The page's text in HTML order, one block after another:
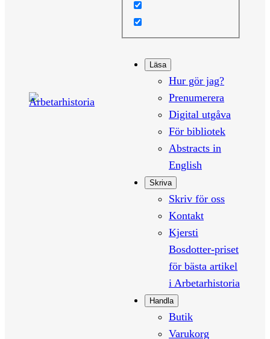
Läsa
Hur gör jag?
Prenumerera
Digital utgåva
För bibliotek
Abstracts in
English
Skriva
Skriv för oss
Kontakt
Kjersti
Bosdotter-priset
för bästa artikel
i Arbetarhistoria
Handla
Butik
Varukorg